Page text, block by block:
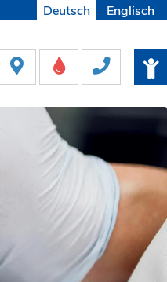
Deutsch Englisch